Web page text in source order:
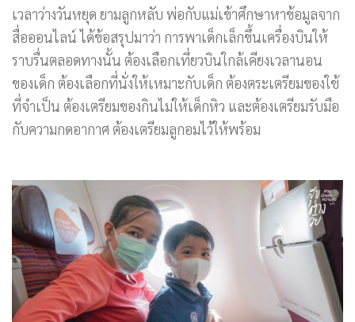
เวลาว่างวันหยุด ยามลูกหลับ พ่อกับแม่เข้าศึกษาหาข้อมูลจาก
สื่อออนไลน์ ได้ข้อสรุปมาว่า การพาเด็กเล็กขึ้นเครื่องบินให้
ราบรื่นตลอดทางนั้น ต้องเลือกเที่ยวบินใกล้เคียงเวลานอน
ของเด็ก ต้องเลือกที่นั่งให้เหมาะกับเด็ก ต้องตระเตรียมของใช้
ที่จำเป็น ต้องเตรียมของกินไม่ให้เด็กหิว และต้องเตรียมรับมือ
กับความกดอากาศ ต้องเตรียมลูกอมไว้ให้พร้อม